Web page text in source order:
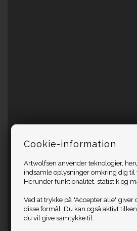
Cookie-information
Artwolfsen anvender teknologier,
indsamle oplysninger omkring dig til
Herunder funktionalitet, statistik og
Ved at trykke på "Accepter alle"
disse formål. Du kan også aktivt
du vil give samtykke til.